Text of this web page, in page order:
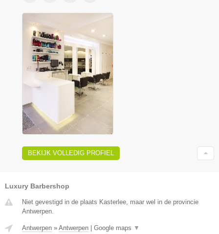
BEKIJK VOLLEDIG PROFIEL
Luxury Barbershop
Niet gevestigd in de plaats Kasterlee, maar wel in de provincie
Antwerpen.
Antwerpen » Antwerpen Google maps ▼